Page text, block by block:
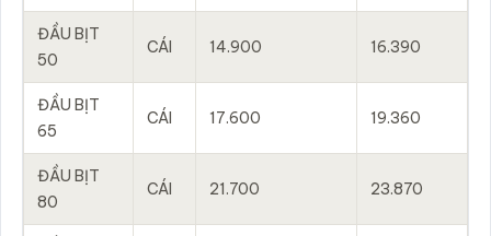
ĐẦU BỊT
50
CÁI 14.900 16.390
ĐẦU BỊT
65
CÁI 17.600 19.360
ĐẦU BỊT
80
CÁI 21.700 23.870